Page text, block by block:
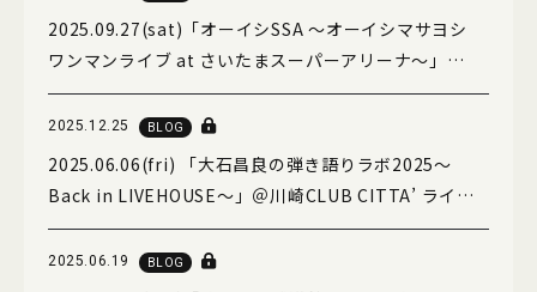
ブログ グッズ
2025.09.27(sat)「オーイシSSA ～オーイシマサヨシ
ワンマンライブ at さいたまスーパーアリーナ～」
Day1 ライブレポート
2025.12.25 BLOG
2025.06.06(fri) 「大石昌良の弾き語りラボ2025～
Back in LIVEHOUSE～」＠川崎CLUB CITTA’ ライブ
レポート
2025.06.19 BLOG